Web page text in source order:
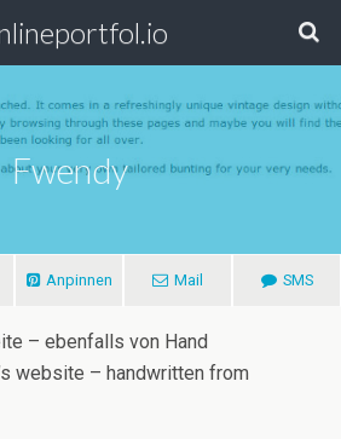
Fwendy
Anpinnen Mail SMS
– ebenfalls von Hand
website – handwritten from